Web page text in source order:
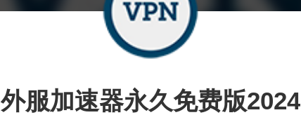
外服加速器永久免费版2024